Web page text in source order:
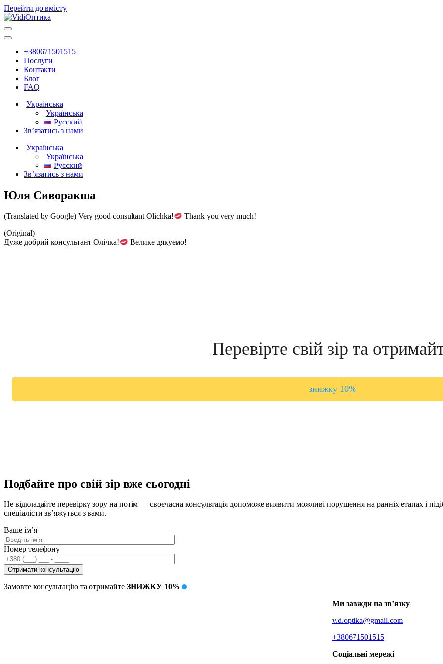
Перейти до вмісту
Головна
навігація
+380671501515
Послуги
Контакти
Блог
FAQ
Українська
Українська
Русский
Зв’язатись з нами
Українська
Українська
Русский
Зв’язатись з нами
Юля Сиворакша
(Translated by Google) Very good consultant Olichka!
Thank you very much!
(Original)
Дуже добрий консультант Олічка!
Велике дякуемо!
Перевірте свій зір та
знижку 10%
Подбайте про свій зір вже сьогодні
Не відкладайте перевірку зору на потім — своєчасна консультація допоможе виявити можливі порушення на ранніх етапах і
спеціалісти зв’яжуться з вами.
Ваше ім’я
Номер телефону
Замовте консультацію та отримайте ЗНИЖКУ 10%
Ми завжди на зв’язку
v.d.optika@gmail.com
+380671501515
Соціальні мережі